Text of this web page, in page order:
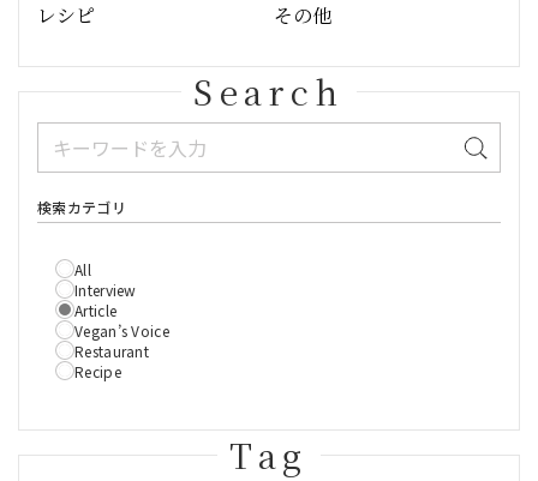
レシピ
その他
Search
検索カテゴリ
All
Interview
Article
Vegan’s Voice
Restaurant
Recipe
Tag